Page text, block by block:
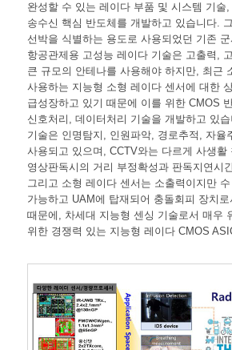
완성할 수 있는 레이다 부품 및 시스템 기술
송수신 핵심 반도체를 개발하고 있습니다.
선박을 식별하는 용도로 사용되었던 기존
항공관제용 고성능 레이다 기술은 고출력,
큰 규모의 안테나를 사용해야 하지만, 최근
사용하는 지능형 소형 레이다 센서에 대한
급성장하고 있기 때문에 이를 위한 CMOS
신호처리, 데이터처리 기술을 개발하고 있
기술은 인명탐지, 인원파악, 경로추적, 자율
사용되고 있으며, CCTV와는 다르게 사생활
영상판독시의 거리 부정확성과 판독지연시
그리고 소형 레이다 센서는 소출력이지만
가능하고 UAM에 탑재되어 충돌회피 장치
때문에, 차세대 지능형 센싱 기술로서 매우
위한 경쟁력 있는 지능형 레이다 CMOS